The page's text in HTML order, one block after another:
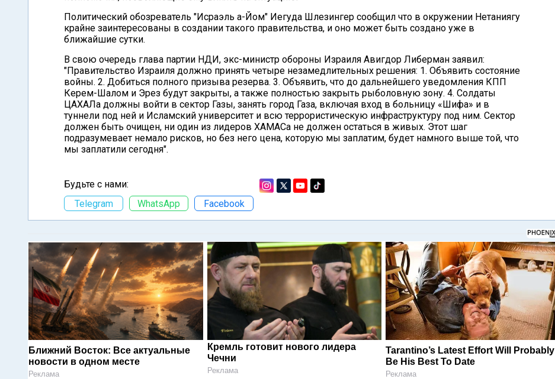
Политический обозреватель "Исраэль а-Йом" Иегуда Шлезингер сообщил что в окружении Нетаниягу
крайне заинтересованы в создании такого правительства, и оно может быть создано уже в
ближайшие сутки.
В свою очередь глава партии НДИ, экс-министр обороны Израиля Авигдор Либерман заявил:
"Правительство Израиля должно принять четыре незамедлительных решения: 1. Объявить состояние
войны. 2. Добиться полного призыва резерва. 3. Объявить, что до дальнейшего уведомления КПП
Керем-Шалом и Эрез будут закрыты, а также полностью закрыть рыболовную зону. 4. Солдаты
ЦАХАЛа должны войти в сектор Газы, занять город Газа, включая вход в больницу «Шифа» и в
туннели под ней и Исламский университет и всю террористическую инфраструктуру под ним. Сектор
должен быть очищен, ни один из лидеров ХАМАСа не должен остаться в живых. Этот шаг
подразумевает немало рисков, но без него цена, которую мы заплатим, будет намного выше той, что
мы заплатили сегодня".
Будьте с нами:
Telegram
WhatsApp Facebook
Ближний Восток: Все актуальные
новости в одном месте
Реклама
Кремль готовит нового лидера
Чечни
Реклама
Tarantino’s Latest Effort Will Probably
Be His Best To Date
Реклама